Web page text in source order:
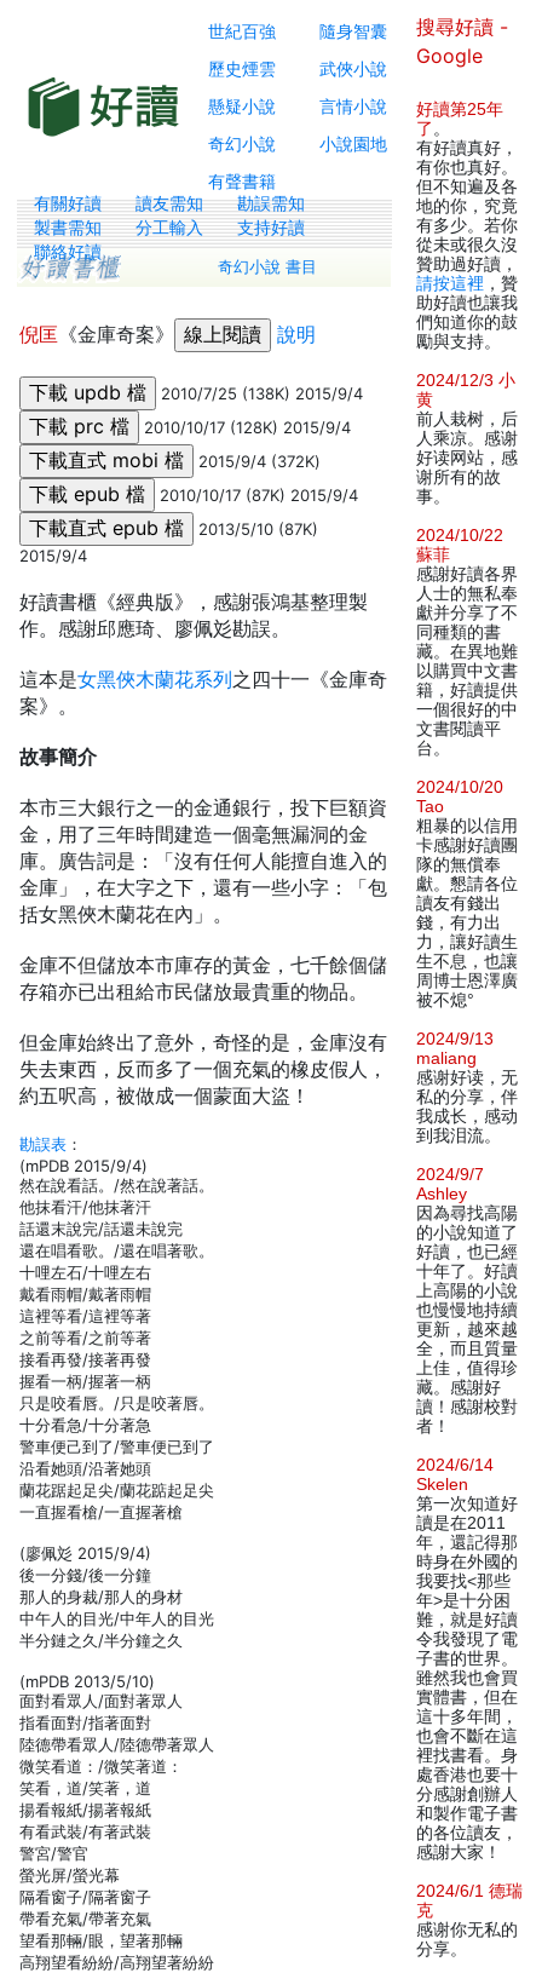
世紀百強
隨身智囊
歷史煙雲
武俠小說
懸疑小說
言情小說
奇幻小說
小說園地
有聲書籍
有關好讀 讀友需知
勘誤需知
製書需知
分工輸入
支持好讀
聯絡好讀
奇幻小說 書目
倪匡 《金庫奇案》 說明
2010/7/25 (138K) 2015/9/4
2010/10/17 (128K) 2015/9/4
2015/9/4 (372K)
2010/10/17 (87K) 2015/9/4
2013/5/10 (87K)
2015/9/4
好讀書櫃《經典版》，感謝張鴻基整理製
作。感謝邱應琦、廖佩彣勘誤。
這本是女黑俠木蘭花系列之四十一《金庫奇
案》。
故事簡介
本市三大銀行之一的金通銀行，投下巨額資
金，用了三年時間建造一個毫無漏洞的金
庫。廣告詞是：「沒有任何人能擅自進入的
金庫」，在大字之下，還有一些小字：「包
括女黑俠木蘭花在內」。
金庫不但儲放本市庫存的黃金，七千餘個儲
存箱亦已出租給市民儲放最貴重的物品。
但金庫始終出了意外，奇怪的是，金庫沒有
失去東西，反而多了一個充氣的橡皮假人，
約五呎高，被做成一個蒙面大盜！
勘誤表 ：
(mPDB 2015/9/4)
然在說看話。/然在說著話。
他抹看汗/他抹著汗
話還末說完/話還未說完
還在唱看歌。/還在唱著歌。
十哩左石/十哩左右
戴看雨帽/戴著雨帽
這裡等看/這裡等著
之前等看/之前等著
接看再發/接著再發
握看一柄/握著一柄
只是咬看唇。/只是咬著唇。
十分看急/十分著急
警車便己到了/警車便已到了
沿看她頭/沿著她頭
蘭花踞起足尖/蘭花踮起足尖
一直握看槍/一直握著槍
(廖佩彣 2015/9/4)
後一分錢/後一分鐘
那人的身裁/那人的身材
中午人的目光/中年人的目光
半分鏈之久/半分鐘之久
(mPDB 2013/5/10)
面對看眾人/面對著眾人
指看面對/指著面對
陸德帶看眾人/陸德帶著眾人
微笑看道：/微笑著道：
笑看，道/笑著，道
揚看報紙/揚著報紙
有看武裝/有著武裝
警宮/警官
螢光屏/螢光幕
隔看窗子/隔著窗子
帶看充氣/帶著充氣
望看那輛/眼，望著那輛
高翔望看紛紛/高翔望著紛紛
搜尋好讀 -
Google
好讀第25年
了 。
有好讀真好，
有你也真好。
但不知遍及各
地的你，究竟
有多少。若你
從未或很久沒
贊助過好讀，
請按這裡 ，贊
助好讀也讓我
們知道你的鼓
勵與支持。
2024/12/3 小
黄
前人栽树，后
人乘凉。感谢
好读网站，感
谢所有的故
事。
2024/10/22
蘇菲
感謝好讀各界
人士的無私奉
獻并分享了不
同種類的書
藏。在異地難
以購買中文書
籍，好讀提供
一個很好的中
文書閱讀平
台。
2024/10/20
Tao
粗暴的以信用
卡感謝好讀團
隊的無償奉
獻。懇請各位
讀友有錢出
錢，有力出
力，讓好讀生
生不息，也讓
周博士恩澤廣
被不熄°
2024/9/13
maliang
感谢好读，无
私的分享，伴
我成长，感动
到我泪流。
2024/9/7
Ashley
因為尋找高陽
的小說知道了
好讀，也已經
十年了。好讀
上高陽的小說
也慢慢地持續
更新，越來越
全，而且質量
上佳，值得珍
藏。感謝好
讀！感謝校對
者！
2024/6/14
Skelen
第一次知道好
讀是在2011
年，還記得那
時身在外國的
我要找<那些
年>是十分困
難，就是好讀
令我發現了電
子書的世界。
雖然我也會買
實體書，但在
這十多年間，
也會不斷在這
裡找書看。身
處香港也要十
分感謝創辦人
和製作電子書
的各位讀友，
感謝大家！
2024/6/1 德瑞
克
感谢你无私的
分享。